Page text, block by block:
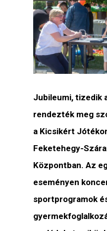
Jubileumi, tizedik
rendezték meg
a Kicsikért
Feketehegy-
Központban. Az
eseményen
sportprogramok